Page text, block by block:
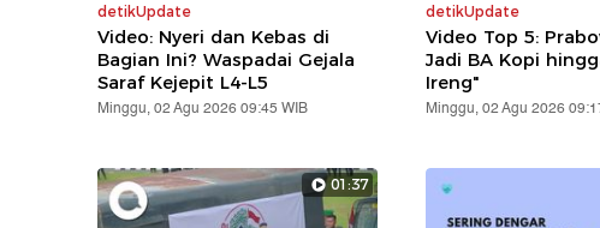
detikUpdate
Video: Nyeri dan Kebas di
Bagian Ini? Waspadai Gejala
Saraf Kejepit L4-L5
Minggu, 02 Agu 2026 09:45 WIB
detikUpdate
Video Top 5:
Jadi BA Kopi
Ireng"
Minggu, 02 Agu 2026
01:37